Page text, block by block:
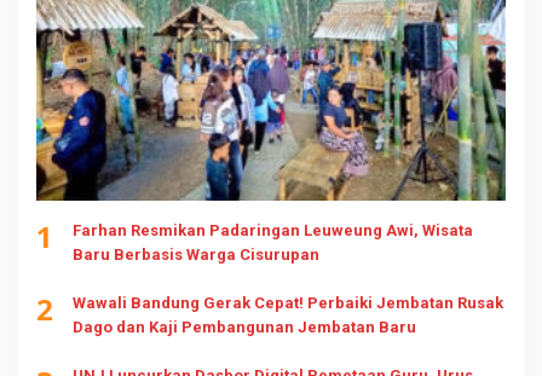
1
Farhan Resmikan Padaringan Leuweung Awi, Wisata
Baru Berbasis Warga Cisurupan
2
Wawali Bandung Gerak Cepat! Perbaiki Jembatan Rusak
Dago dan Kaji Pembangunan Jembatan Baru